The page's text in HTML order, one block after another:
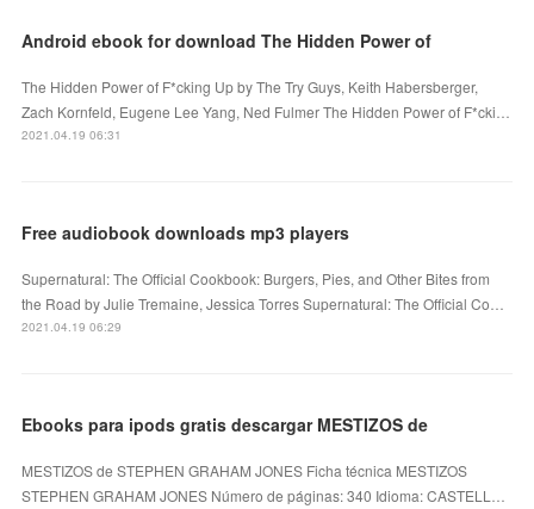
Android ebook for download The Hidden Power of
The Hidden Power of F*cking Up by The Try Guys, Keith Habersberger,
Zach Kornfeld, Eugene Lee Yang, Ned Fulmer The Hidden Power of F*cki…
2021.04.19 06:31
Free audiobook downloads mp3 players
Supernatural: The Official Cookbook: Burgers, Pies, and Other Bites from
the Road by Julie Tremaine, Jessica Torres Supernatural: The Official Co…
2021.04.19 06:29
Ebooks para ipods gratis descargar MESTIZOS de
MESTIZOS de STEPHEN GRAHAM JONES Ficha técnica MESTIZOS
STEPHEN GRAHAM JONES Número de páginas: 340 Idioma: CASTELL…